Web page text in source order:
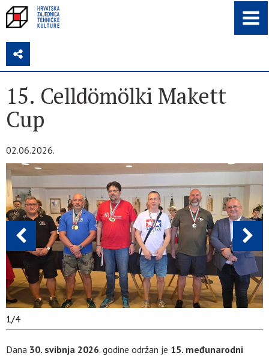
Z
15. Celldömölki Makett
Cup
02.06.2026.
1/4
Dana 30. svibnja 2026. godine održan je 15. međunarodni